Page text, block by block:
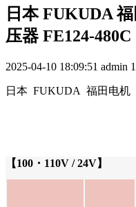
日本 FUKUDA
压器 FE124-480C
2025-04-10 18:09:51 admin
日本 FUKUDA 福田电机
【100・110V / 24V】